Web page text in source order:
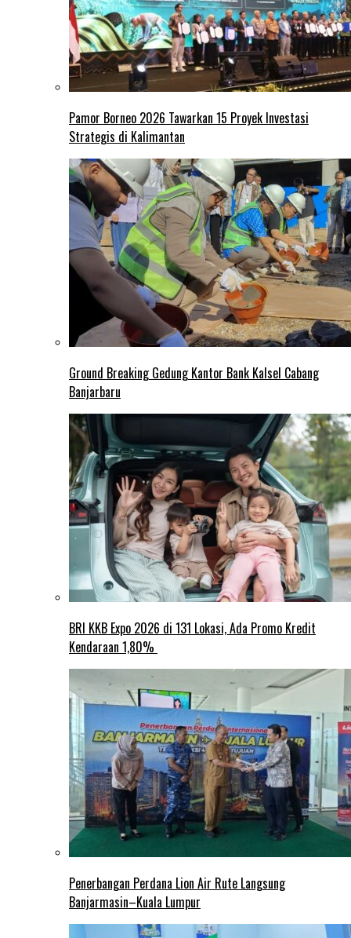
Pamor Borneo 2026 Tawarkan 15 Proyek Investasi
Strategis di Kalimantan
Ground Breaking Gedung Kantor Bank Kalsel Cabang
Banjarbaru
BRI KKB Expo 2026 di 131 Lokasi, Ada Promo Kredit
Kendaraan 1,80%
Penerbangan Perdana Lion Air Rute Langsung
Banjarmasin–Kuala Lumpur